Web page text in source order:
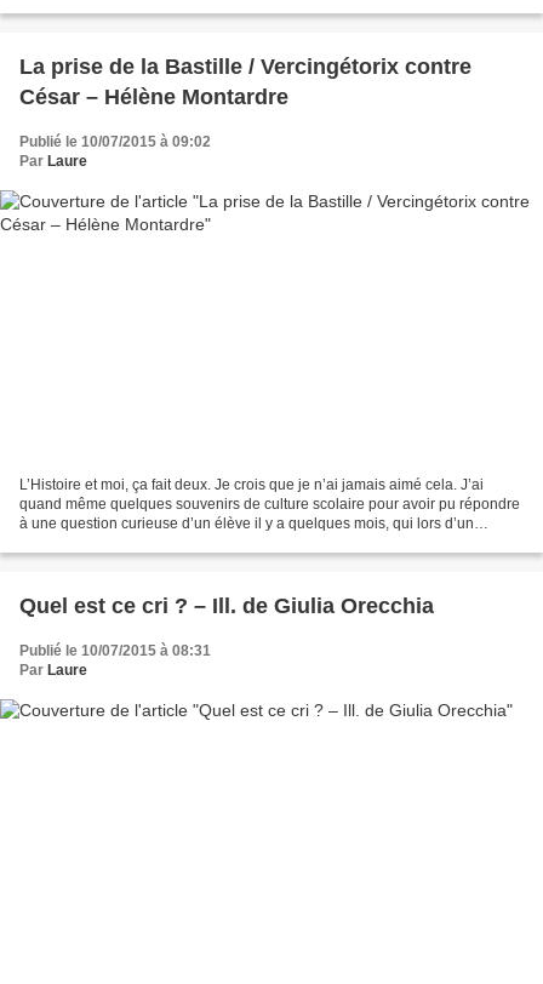
La prise de la Bastille / Vercingétorix contre
César – Hélène Montardre
Publié le 10/07/2015 à 09:02
Par Laure
L’Histoire et moi, ça fait deux. Je crois que je n’ai jamais aimé cela. J’ai
quand même quelques souvenirs de culture scolaire pour avoir pu répondre
à une question curieuse d’un élève il y a quelques mois, qui lors d’un
Quel est ce cri ? – Ill. de Giulia Orecchia
Publié le 10/07/2015 à 08:31
Par Laure